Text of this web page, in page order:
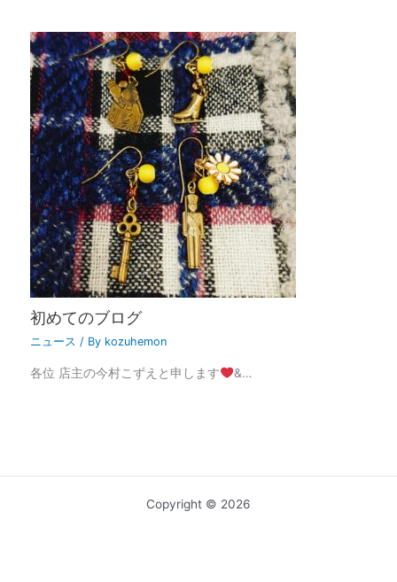
初めてのブログ
ニュース / By kozuhemon
各位 店主の今村こずえと申します &…
Copyright © 2026